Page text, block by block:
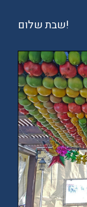
שבת שלום!